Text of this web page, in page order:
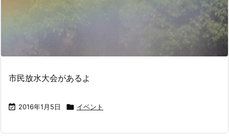
市民放水大会があるよ
 2016年1月5日  イベント